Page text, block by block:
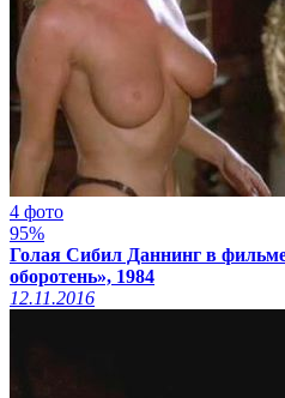
4 фото
95%
Голая Сибил Даннинг в
оборотень», 1984
12.11.2016